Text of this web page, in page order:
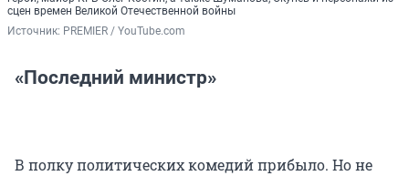
сцен времен Великой Отечественной войны
Источник: PREMIER / YouTube.com
«Последний министр»
В полку политических комедий прибыло. Но не